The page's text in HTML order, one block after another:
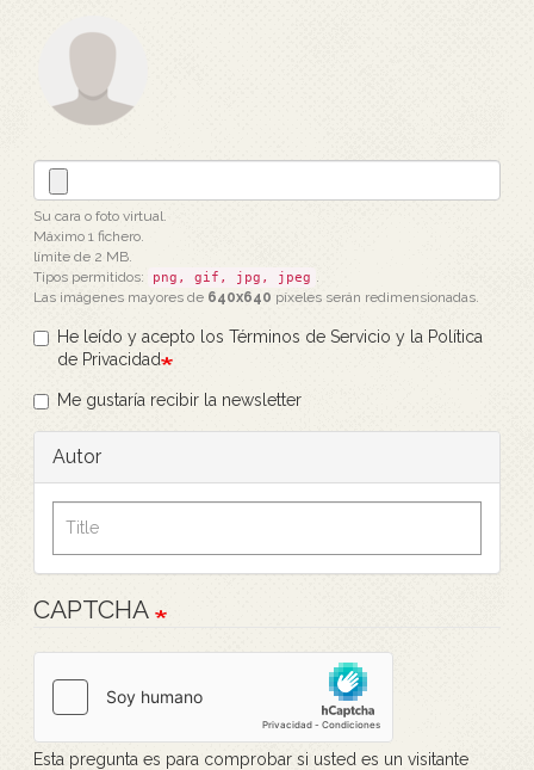
Su cara o foto virtual.
Máximo 1 fichero.
límite de 2 MB.
Tipos permitidos:
png, gif, jpg, jpeg .
Las imágenes mayores de 640x640 píxeles serán redimensionadas.
He leído y acepto los Términos de Servicio y la Política
de Privacidad
Me gustaría recibir la newsletter
Autor
CAPTCHA
Esta pregunta es para comprobar si usted es un visitante